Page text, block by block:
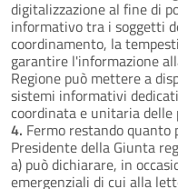
digitalizzazione al fine di
informativo tra i soggetti
coordinamento, la
garantire l'informazione
Regione può mettere a
sistemi informativi
coordinata e unitaria delle
4. Fermo restando quanto
Presidente della Giunta
a) può dichiarare, in
emergenziali di cui alla